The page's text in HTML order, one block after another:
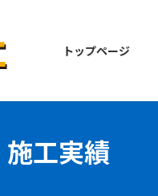
トップページ
施工実績